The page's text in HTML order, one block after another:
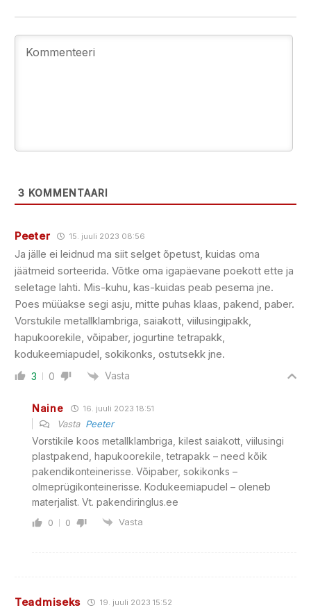
3 KOMMENTAARI
Peeter 15. juuli 2023 08:56
Ja jälle ei leidnud ma siit selget õpetust, kuidas oma
jäätmeid sorteerida. Võtke oma igapäevane poekott ette ja
seletage lahti. Mis-kuhu, kas-kuidas peab pesema jne.
Poes müüakse segi asju, mitte puhas klaas, pakend, paber.
Vorstukile metallklambriga, saiakott, viilusingipakk,
hapukoorekile, võipaber, jogurtine tetrapakk,
kodukeemiapudel, sokikonks, ostutsekk jne.
3 0 Vasta
Naine 16. juuli 2023 18:51
Vasta Peeter
Vorstikile koos metallklambriga, kilest saiakott, viilusingi
plastpakend, hapukoorekile, tetrapakk – need kõik
pakendikonteinerisse. Võipaber, sokikonks –
olmeprügikonteinerisse. Kodukeemiapudel – oleneb
materjalist. Vt. pakendiringlus.ee
0 0 Vasta
Teadmiseks 19. juuli 2023 15:52